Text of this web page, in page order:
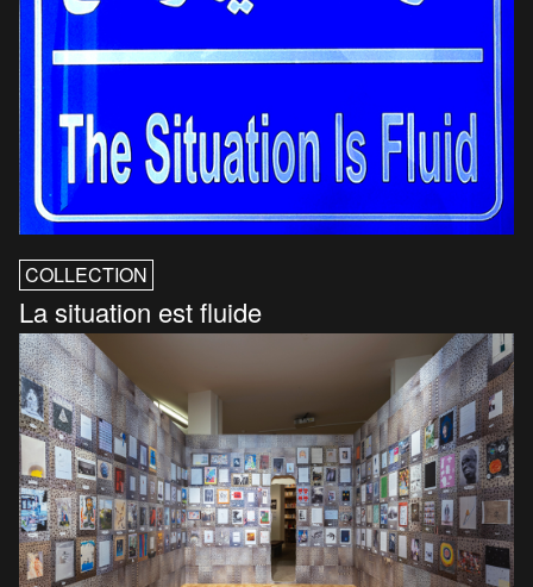
COLLECTION
La situation est fluide